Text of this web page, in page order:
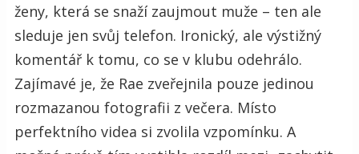
ženy, která se snaží zaujmout muže – ten ale
sleduje jen svůj telefon. Ironický, ale výstižný
komentář k tomu, co se v klubu odehrálo.
Zajímavé je, že Rae zveřejnila pouze jedinou
rozmazanou fotografii z večera. Místo
perfektního videa si zvolila vzpomínku. A